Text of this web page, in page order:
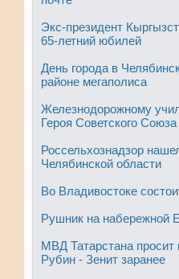
Экс-президент
65-летний юбилей
День города в
районе мегаполиса
Железнодорожному
Героя Советского Союза
Россельхознадзор
Челябинской области
Во Владивостоке
Рушник на набережной
МВД Татарстана
Рубин - Зенит заранее